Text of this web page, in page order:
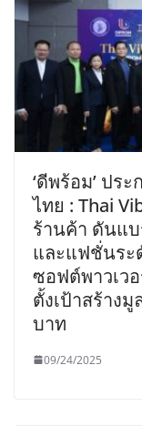
‘ดีพร้อม’ ปร
ไทย : Thai
ร้านค้า ดันแ
และแฟชั่นระ
ซอฟต์พาวเว
ตั้งเป้าสร้าง
บาท
09/24/2025